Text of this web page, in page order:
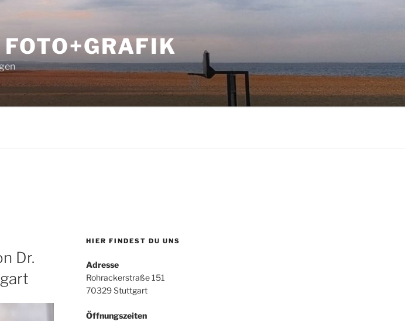
Dr.
HIER FINDEST DU UNS
Adresse
Rohrackerstraße 151
70329 Stuttgart
Öffnungszeiten